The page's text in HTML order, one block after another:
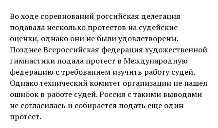
Во ходе соревнований российская делегация
подавала несколько протестов на судейские
оценки, однако они не были удовлетворены.
Позднее Всероссийская федерация художественной
гимнастики подала протест в Международную
федерацию с требованием изучить работу судей.
Однако технический комитет организации не нашел
ошибок в работе судей. Россия с такими выводами
не согласилась и собирается подать еще один
протест.